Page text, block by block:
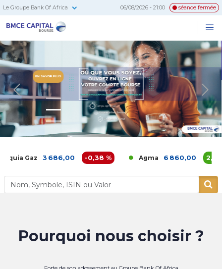
Le Groupe Bank Of Africa 06/08/2026 - 21:00 séance fermée
Bourse
Previous
Gaz 3 686,00 -0,38 % Agma 6 860,00 2,39 %
Pourquoi nous choisir ?